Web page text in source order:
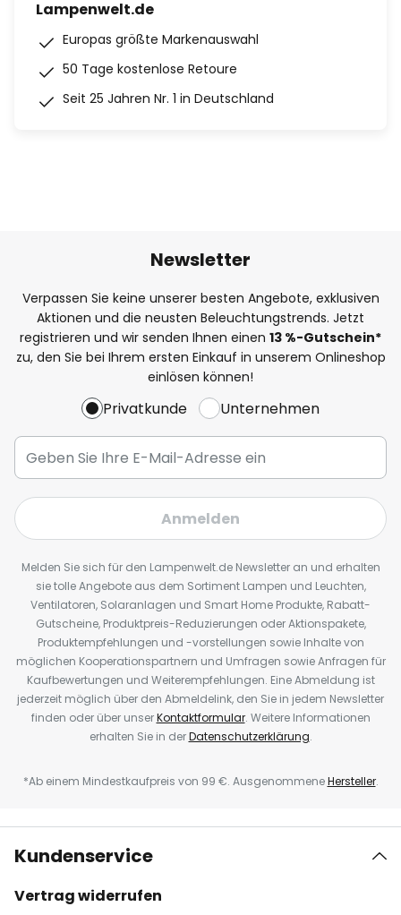
Lampenwelt.de
Europas größte Markenauswahl
50 Tage kostenlose Retoure
Seit 25 Jahren Nr. 1 in Deutschland
Newsletter
Verpassen Sie keine unserer besten Angebote, exklusiven
Aktionen und die neusten Beleuchtungstrends. Jetzt
registrieren und wir senden Ihnen einen 13 %-Gutschein*
zu, den Sie bei Ihrem ersten Einkauf in unserem Onlineshop
einlösen können!
Privatkunde Unternehmen
Anmelden
Melden Sie sich für den Lampenwelt.de Newsletter an und erhalten
sie tolle Angebote aus dem Sortiment Lampen und Leuchten,
Ventilatoren, Solaranlagen und Smart Home Produkte, Rabatt-
Gutscheine, Produktpreis-Reduzierungen oder Aktionspakete,
Produktempfehlungen und -vorstellungen sowie Inhalte von
möglichen Kooperationspartnern und Umfragen sowie Anfragen für
Kaufbewertungen und Weiterempfehlungen. Eine Abmeldung ist
jederzeit möglich über den Abmeldelink, den Sie in jedem Newsletter
finden oder über unserKontaktformular. Weitere Informationen
erhalten Sie in derDatenschutzerklärung.
*Ab einem Mindestkaufpreis von 99 €. AusgenommeneHersteller.
Kundenservice
Vertrag widerrufen